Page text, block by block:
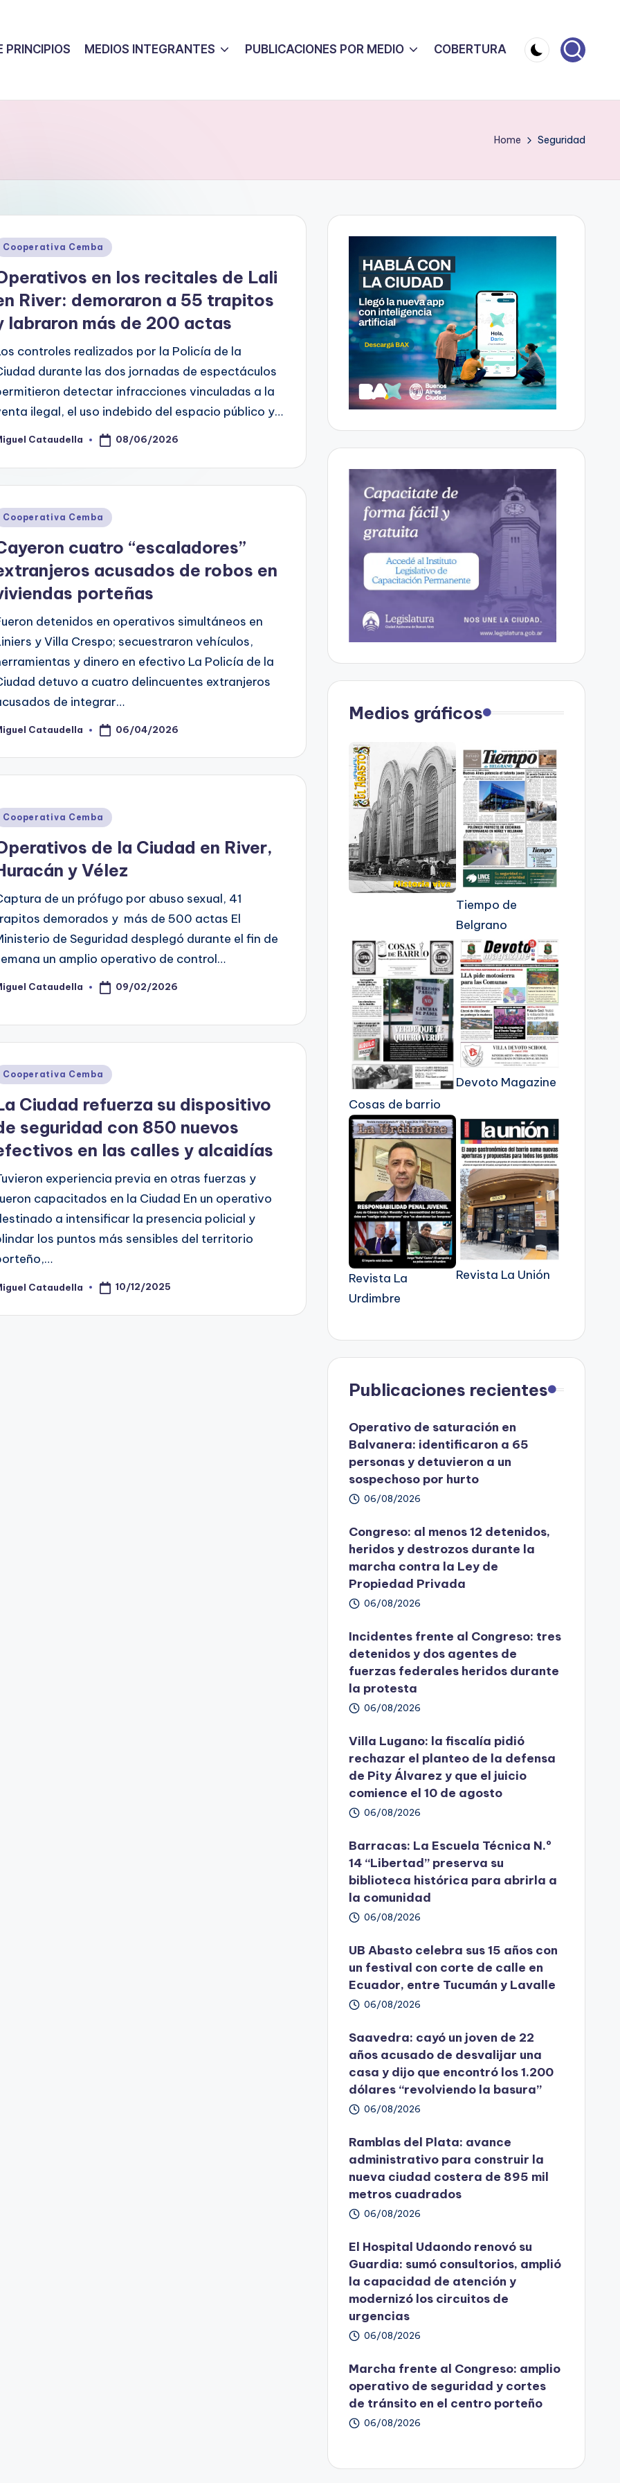
PRINCIPIOS MEDIOS INTEGRANTES PUBLICACIONES POR MEDIO COBERTURA
Home Seguridad
Cooperativa Cemba
en los recitales de Lali
River: demoraron a 55 trapitos
labraron más de 200 actas
controles realizados por la Policía de la
durante las dos jornadas de espectáculos
detectar infracciones vinculadas a la
ilegal, el uso indebido del espacio público y…
Cataudella 08/06/2026
Cooperativa Cemba
cuatro “escaladores”
acusados de robos en
porteñas
detenidos en operativos simultáneos en
y Villa Crespo; secuestraron vehículos,
y dinero en efectivo La Policía de la
detuvo a cuatro delincuentes extranjeros
de integrar…
Cataudella 06/04/2026
Cooperativa Cemba
de la Ciudad en River,
y Vélez
de un prófugo por abuso sexual, 41
demorados y más de 500 actas El
de Seguridad desplegó durante el fin de
un amplio operativo de control…
Cataudella 09/02/2026
Cooperativa Cemba
Ciudad refuerza su dispositivo
seguridad con 850 nuevos
en las calles y alcaidías
experiencia previa en otras fuerzas y
capacitados en la Ciudad En un operativo
a intensificar la presencia policial y
los puntos más sensibles del territorio
Cataudella 10/12/2025
Medios gráficos
Tiempo de
Belgrano
Cosas de barrio
Devoto Magazine
Revista La
Urdimbre
Revista La Unión
Publicaciones recientes
Operativo de saturación en
Balvanera: identificaron a 65
personas y detuvieron a un
sospechoso por hurto
06/08/2026
Congreso: al menos 12 detenidos,
heridos y destrozos durante la
marcha contra la Ley de
Propiedad Privada
06/08/2026
Incidentes frente al Congreso: tres
detenidos y dos agentes de
fuerzas federales heridos durante
la protesta
06/08/2026
Villa Lugano: la fiscalía pidió
rechazar el planteo de la defensa
de Pity Álvarez y que el juicio
comience el 10 de agosto
06/08/2026
Barracas: La Escuela Técnica N.º
14 “Libertad” preserva su
biblioteca histórica para abrirla a
la comunidad
06/08/2026
UB Abasto celebra sus 15 años con
un festival con corte de calle en
Ecuador, entre Tucumán y Lavalle
06/08/2026
Saavedra: cayó un joven de 22
años acusado de desvalijar una
casa y dijo que encontró los 1.200
dólares “revolviendo la basura”
06/08/2026
Ramblas del Plata: avance
administrativo para construir la
nueva ciudad costera de 895 mil
metros cuadrados
06/08/2026
El Hospital Udaondo renovó su
Guardia: sumó consultorios, amplió
la capacidad de atención y
modernizó los circuitos de
urgencias
06/08/2026
Marcha frente al Congreso: amplio
operativo de seguridad y cortes
de tránsito en el centro porteño
06/08/2026